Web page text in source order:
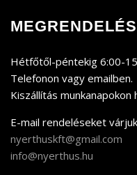
Hétfőtől-péntekig 6:00-
Telefonon vagy emailben.
Kiszállítás
E-mail rendeléseket
nyerthuskft@gmail.com
info@nyerthus.hu